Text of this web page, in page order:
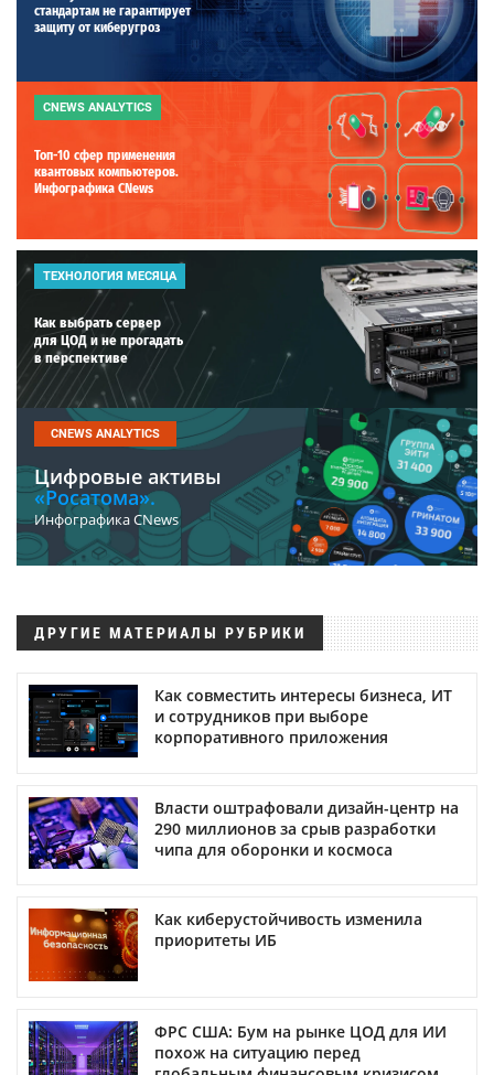
стандартам не гарантирует
защиту от киберугроз
CNEWS ANALYTICS
Топ-10 сфер применения
квантовых компьютеров.
Инфографика CNews
ТЕХНОЛОГИЯ МЕСЯЦА
Как выбрать сервер
для ЦОД и не прогадать
в перспективе
CNEWS ANALYTICS
Цифровые активы
«Росатома».
Инфографика CNews
ДРУГИЕ МАТЕРИАЛЫ РУБРИКИ
Как совместить интересы бизнеса, ИТ
и сотрудников при выборе
корпоративного приложения
Власти оштрафовали дизайн-центр на
290 миллионов за срыв разработки
чипа для оборонки и космоса
Как киберустойчивость изменила
приоритеты ИБ
ФРС США: Бум на рынке ЦОД для ИИ
похож на ситуацию перед